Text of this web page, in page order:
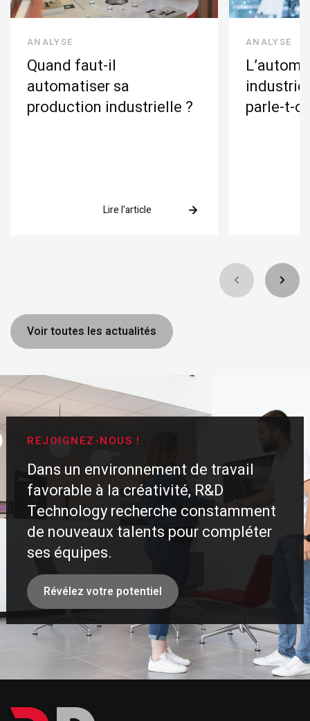
ANALYSE
Quand faut-il
automatiser sa
production industrielle ?
Lire l'article
ANALYSE
parle-t-
Voir toutes les actualités
REJOIGNEZ-NOUS !
Dans un environnement de travail
favorable à la créativité, R&D
Technology recherche constamment
de nouveaux talents pour compléter
ses équipes.
Révélez votre potentiel